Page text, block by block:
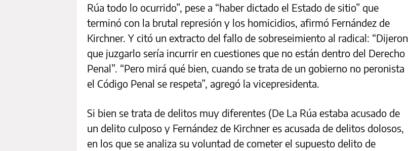
Rúa todo lo ocurrido”, pese a “haber dictado el Estado de sitio” que
terminó con la brutal represión y los homicidios, afirmó Fernández de
Kirchner. Y citó un extracto del fallo de sobreseimiento al radical: “Dijeron
que juzgarlo sería incurrir en cuestiones que no están dentro del Derecho
Penal”. “Pero mirá qué bien, cuando se trata de un gobierno no peronista
el Código Penal se respeta”, agregó la vicepresidenta.
Si bien se trata de delitos muy diferentes (De La Rúa estaba acusado de
un delito culposo y Fernández de Kirchner es acusada de delitos dolosos,
en los que se analiza su voluntad de cometer el supuesto delito de